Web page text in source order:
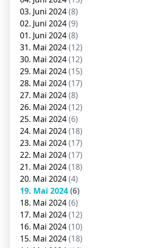
03. Juni 2024(8)
02. Juni 2024(9)
01. Juni 2024(8)
31. Mai 2024(12)
30. Mai 2024(12)
29. Mai 2024(15)
28. Mai 2024(17)
27. Mai 2024(8)
26. Mai 2024(12)
25. Mai 2024(6)
24. Mai 2024(18)
23. Mai 2024(17)
22. Mai 2024(17)
21. Mai 2024(18)
20. Mai 2024(4)
19. Mai 2024(6)
18. Mai 2024(6)
17. Mai 2024(12)
16. Mai 2024(10)
15. Mai 2024(18)